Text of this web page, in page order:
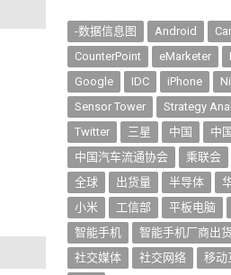
-数据信息图 Android
CounterPoint
eMarketer
Google
IDC iPhone
Sensor Tower
Strategy
Twitter
三星 中国
中
中国汽车流通协会
乘联会
全球
出货量 半导体
小米
工信部 平板电脑
智能手机
智能手机厂商出
社交媒体
社交网络 移动